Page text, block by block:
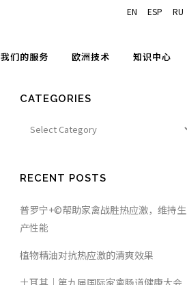
EN ESP RU
我们的服务 欧洲技术 知识中心
CATEGORIES
RECENT POSTS
普罗宁+©帮助家禽战胜热应激，维持生
产性能
植物精油对抗热应激的清爽效果
土耳其｜第九届国际家禽肠道健康大会